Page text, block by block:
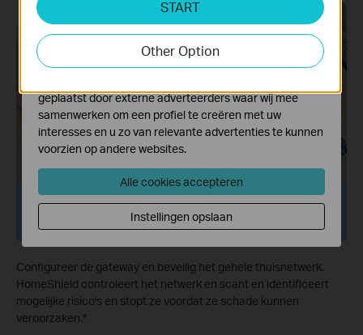
Netwerkbeveiliging
Configureer de gateway en beveilig het gehele thuisnetwerk.
HomeShield controleert het netwerk en scant en identificeert
mogelijke risico's en stopt ze voordat ze schade kunnen
veroorzaken.*
START
Other Option
Cookies voor analyse geven ons de mogelijkheid uw
activiteiten op onze website te volgen en zo de
functionaliteit van de website aan te passen en te
verbeteren.
geplaatst door externe adverteerders waar wij mee
samenwerken om een profiel te creëren met uw
interesses en u zo van relevante advertenties te kunnen
voorzien op andere websites.
Alle cookies accepteren
Instellingen opslaan